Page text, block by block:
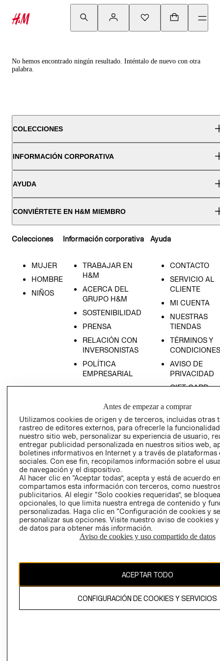
No hemos encontrado ningún resultado. Inténtalo de nuevo con otra
palabra.
COLECCIONES
INFORMACIÓN CORPORATIVA
AYUDA
CONVIÉRTETE EN H&M MIEMBRO
Colecciones
MUJER
HOMBRE
NIÑOS
Información corporativa
TRABAJAR EN
H&M
ACERCA DEL
GRUPO H&M
SOSTENIBILIDAD
PRENSA
RELACIÓN CON
INVERSONISTAS
POLÍTICA
EMPRESARIAL
Ayuda
CONTACTO
SERVICIO AL
CLIENTE
MI CUENTA
NUESTRAS
TIENDAS
TÉRMINOS Y
CONDICIONES
AVISO DE
PRIVACIDAD
GIFT CARD
COOKIES
LIBRO DE
Ecuador ($)
CAMBIAR REGIÓN
El contenido de esta página web está protegido por copyright y es
propiedad de H&M Hennes & Mauritz AB.
RECIÉN NACIDO
Antes de empezar a comprar
Utilizamos cookies de origen y de terceros, incluidas otras
rastreo de editores externos, para ofrecerle la
nuestro sitio web, personalizar su experiencia de usuario,
entregar publicidad personalizada en nuestros sitios web,
boletines informativos en Internet y a través de plataformas
sociales. Con ese fin, recopilamos información sobre el
de navegación y el dispositivo.
Al hacer clic en “Aceptar todas”, acepta y está de acuerdo
compartamos esta información con terceros, como
publicitarios. Al elegir “Solo cookies requeridas”, se
opcionales, lo que limita nuestra entrega de contenido y
personalizadas. Haga clic en “Configuración de cookies y
personalizar sus opciones. Visite nuestro aviso de cookies
de datos para obtener más información.
Aviso de cookies y uso compartido de datos
ACEPTAR TODO
CONFIGURACIÓN DE COOKIES Y SERVICIOS